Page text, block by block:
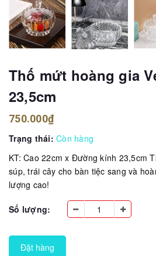
Thố mứt hoàng gia
23,5cm
750.000₫
Trạng thái: Còn hàng
KT: Cao 22cm x Đường kính 23,5cm
súp, trái cây cho bàn tiệc sang và
lượng cao!
Số lượng:
Đặt hàng